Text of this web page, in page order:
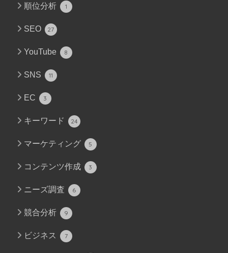
順位分析 1
SEO 27
YouTube 8
SNS 11
EC 3
キーワード 24
マーケティング 5
コンテンツ作成 3
ニーズ調査 6
競合分析 9
ビジネス 7